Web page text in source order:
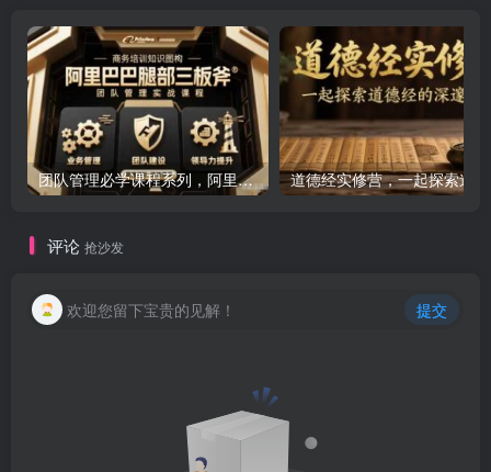
团队管理必学课程系列，阿里巴巴“腿部三板斧”
评论 抢沙发
欢迎您留下宝贵的见解！ 提交